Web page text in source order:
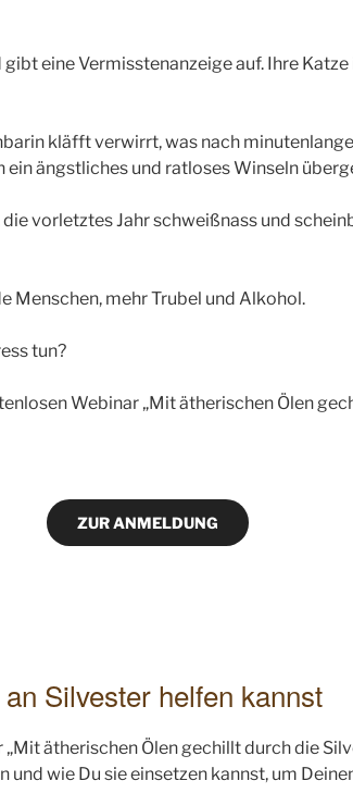
eine Vermisstenanzeige auf. Ihre
kläfft verwirrt, was nach
ein ängstliches und ratloses Winseln
vorletztes Jahr schweißnass und
Menschen, mehr Trubel und Alkohol.
tun?
Webinar „Mit ätherischen Ölen
ZUR ANMELDUNG
Silvester helfen kannst
„Mit ätherischen Ölen gechillt durch die
und wie Du sie einsetzen kannst, um